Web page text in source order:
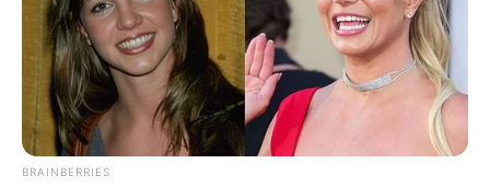
MANTÉNGASE EN ALERTA
Tenemos todas las noticias que le
interesan. Para estar bien informado, por
BRAINBERRIES